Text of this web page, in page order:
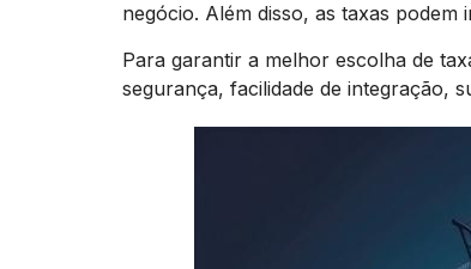
negócio. Além disso, as taxas
Para garantir a melhor escolha de
segurança, facilidade de integração,